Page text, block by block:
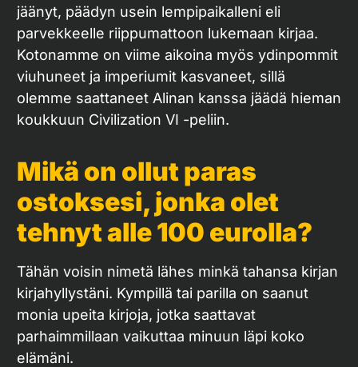
jäänyt, päädyn usein lempipaikalleni eli
parvekkeelle riippumattoon lukemaan kirjaa.
Kotonamme on viime aikoina myös ydinpommit
viuhuneet ja imperiumit kasvaneet, sillä
olemme saattaneet Alinan kanssa jäädä hieman
koukkuun Civilization VI -peliin.
Mikä on ollut paras
ostoksesi, jonka olet
tehnyt alle 100 eurolla?
Tähän voisin nimetä lähes minkä tahansa kirjan
kirjahyllystäni. Kympillä tai parilla on saanut
monia upeita kirjoja, jotka saattavat
parhaimmillaan vaikuttaa minuun läpi koko
elämäni.